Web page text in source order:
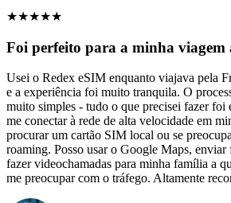
★★★★★
Foi perfeito para a minha viagem
Usei o Redex eSIM enquanto viajava pela
e a experiência foi muito tranquila. O
muito simples - tudo o que precisei fazer foi
me conectar à rede de alta velocidade em
procurar um cartão SIM local ou se
roaming. Posso usar o Google Maps, enviar
fazer videochamadas para minha família a
me preocupar com o tráfego. Altamente